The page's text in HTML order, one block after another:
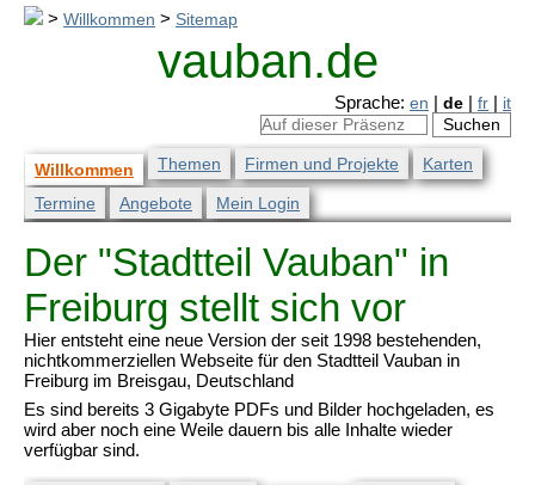
> Willkommen > Sitemap
vauban.de
Sprache: en de fr it
Willkommen Themen Firmen und Projekte Karten
Termine Angebote Mein Login
Der "Stadtteil Vauban" in
Freiburg stellt sich vor
Hier entsteht eine neue Version der seit 1998 bestehenden,
nichtkommerziellen Webseite für den Stadtteil Vauban in
Freiburg im Breisgau, Deutschland
Es sind bereits 3 Gigabyte PDFs und Bilder hochgeladen, es
wird aber noch eine Weile dauern bis alle Inhalte wieder
verfügbar sind.